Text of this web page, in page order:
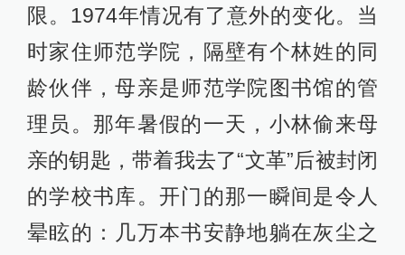
限。1974年情况有了意外的变化。当
时家住师范学院，隔壁有个林姓的同
龄伙伴，母亲是师范学院图书馆的管
理员。那年暑假的一天，小林偷来母
亲的钥匙，带着我去了“文革”后被封闭
的学校书库。开门的那一瞬间是令人
晕眩的：几万本书安静地躺在灰尘之